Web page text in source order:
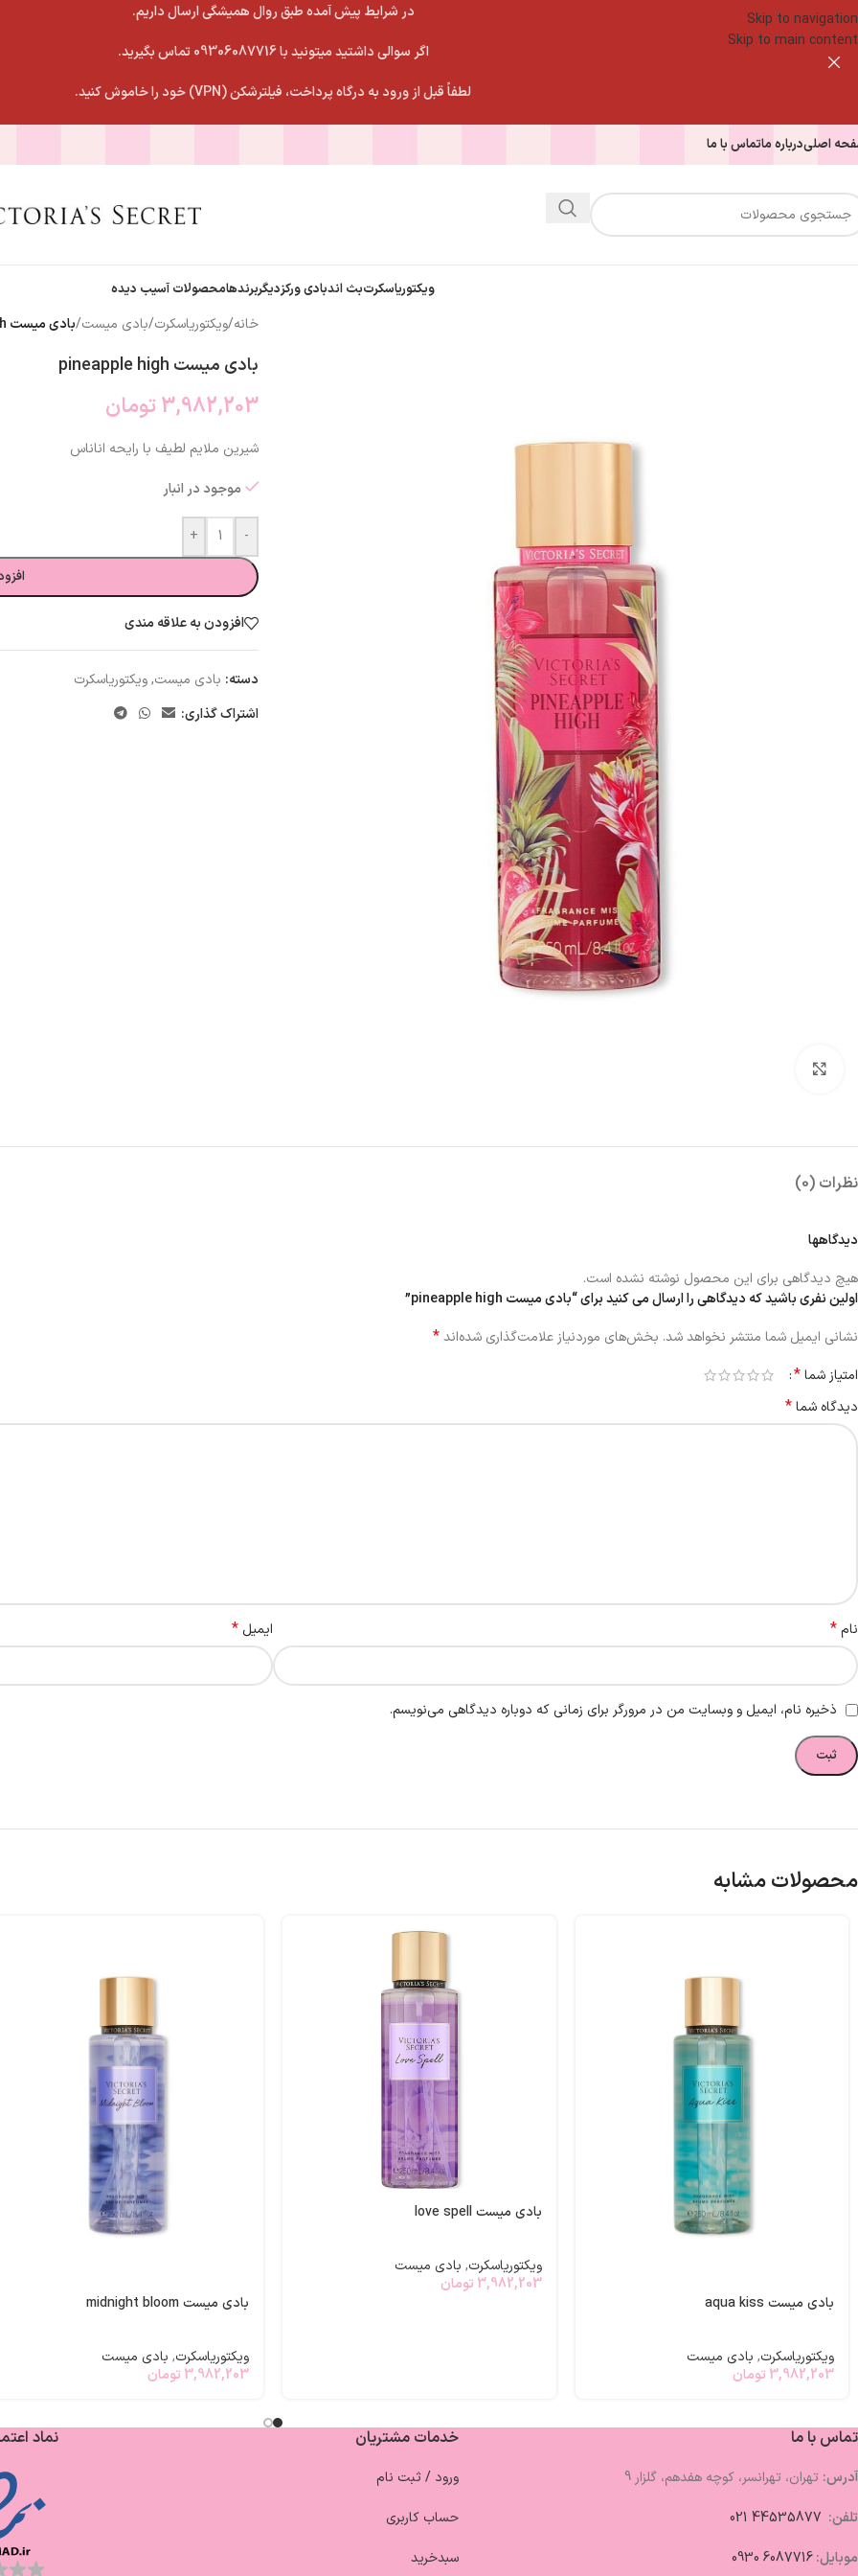
Skip to navigation
Skip to main content
در شرایط پیش آمده طبق روال همیشگی ارسال داریم.
اگر سوالی داشتید میتونید با 09306087716 تماس بگیرید.
لطفاً قبل از ورود به درگاه پرداخت، فیلترشکن (VPN) خود را خاموش کنید.
اصلیدرباره ماتماس با ما
ویکتوریاسکرتبث اندبادی ورکزدیگربرندهامحصولات آسیب دیده
خانه/ویکتوریاسکرت/بادی میست/بادی میست pineapple high
بادی میست pineapple high
3,982,203 تومان
شیرین ملایم لطیف با رایحه اناناس
موجود در انبار
-
+
افزودن به علاقه مندی
دسته: بادی میست,ویکتوریاسکرت
اشتراک گذاری:
نظرات (0)
دیدگاهها
هیچ دیدگاهی برای این محصول نوشته نشده است.
اولین نفری باشید که دیدگاهی را ارسال می کنید برای “بادی میست pineapple high”
نشانی ایمیل شما منتشر نخواهد شد. بخش‌های موردنیاز علامت‌گذاری شده‌اند*
امتیاز شما*
دیدگاه شما*
نام* ایمیل *
ذخیره نام، ایمیل و وبسایت من در مرورگر برای زمانی که دوباره دیدگاهی می‌نویسم.
محصولات مشابه
بادی میست aqua kiss
ویکتوریاسکرت, بادی میست
3,982,203 تومان
بادی میست love spell
ویکتوریاسکرت, بادی میست
3,982,203 تومان
بادی میست midnight bloom
ویکتوریاسکرت, بادی میست
3,982,203 تومان
تماس با ما
آدرس: تهران، تهرانسر، کوچه هفدهم، گلزار 9
تلفن:
موبایل:6087716 0930
خدمات مشتریان
ورود / ثبت نام
حساب کاربری
سبدخرید
نماد